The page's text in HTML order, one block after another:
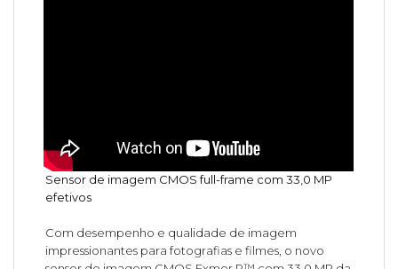
Sensor de imagem CMOS full-frame com 33,0 MP
efetivos
Com desempenho e qualidade de imagem
impressionantes para fotografias e filmes, o novo